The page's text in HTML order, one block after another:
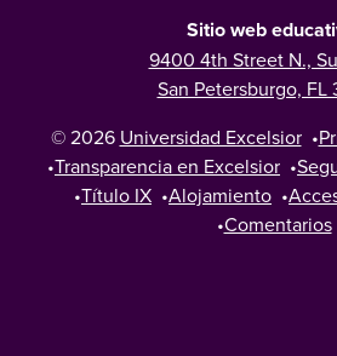
Sitio web
9400 4th Street N.,
San Petersburgo, FL
© 2026 Universidad Excelsior •
•Transparencia en Excelsior •
•Título IX •Alojamiento •
•Comentarios